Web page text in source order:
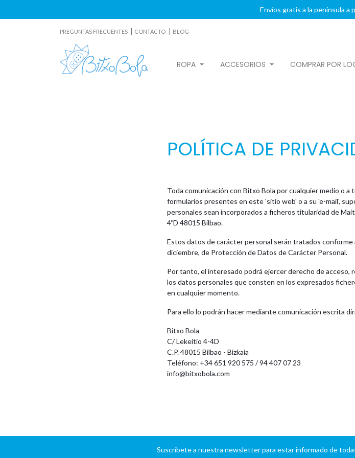
Envíos gratis a la península a
PREGUNTAS FRECUENTES | CONTACTO | BLOG
ROPA ACCESORIOS COMPRAR POR
POLÍTICA DE
Toda comunicación con Bitxo Bola por cualquier medio o
formularios presentes en este 'sitio web' o a su 'e-mail',
personales sean incorporados a ficheros titularidad de
4ºD 48015 Bilbao.
Estos datos de carácter personal serán tratados
diciembre, de Protección de Datos de Carácter Personal.
Por tanto, el interesado podrá ejercer derecho de acceso,
los datos personales que consten en los expresados
en cualquier momento.
Para ello lo podrán hacer mediante comunicación escrita
Bitxo Bola
C/ Lekeitio 4-4D
C.P. 48015 Bilbao - Bizkaia
Teléfono: +34 651 920 575 / 94 407 07 23
info@bitxobola.com
Suscríbete a nuestra newsletter para estar informado de